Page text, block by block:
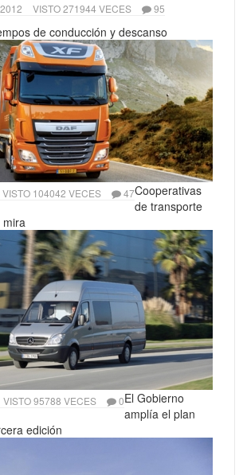
VISTO 271944 VECES 95
de conducción y descanso
VISTO 104042 VECES 47Cooperativas
de transporte
VISTO 95788 VECES 0El Gobierno
amplía el plan
edición